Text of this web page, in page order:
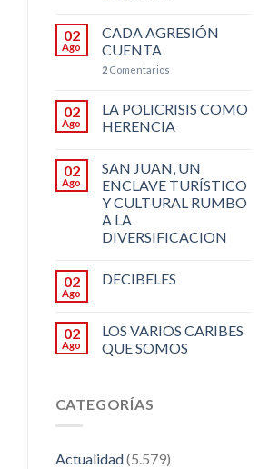
02
Ago
CADA AGRESIÓN
CUENTA
2Comentarios
02
Ago
LA POLICRISIS COMO
HERENCIA
02
Ago
SAN JUAN, UN
ENCLAVE TURÍSTICO
Y CULTURAL RUMBO
A LA
DIVERSIFICACION
02
Ago
DECIBELES
02
Ago
LOS VARIOS CARIBES
QUE SOMOS
CATEGORÍAS
Actualidad(5.579)